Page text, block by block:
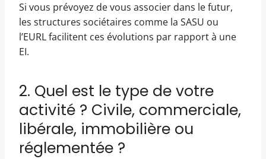
Si vous prévoyez de vous associer dans le futur,
les structures sociétaires comme la SASU ou
l’EURL facilitent ces évolutions par rapport à une
EI.
2. Quel est le type de votre
activité ? Civile, commerciale,
libérale, immobilière ou
réglementée ?